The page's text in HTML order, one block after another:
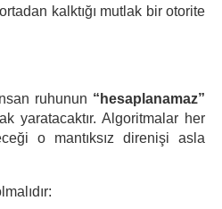
kalktığı mutlak bir otorite
ruhunun “hesaplanamaz”
yaratacaktır. Algoritmalar her
o mantıksız direnişi asla